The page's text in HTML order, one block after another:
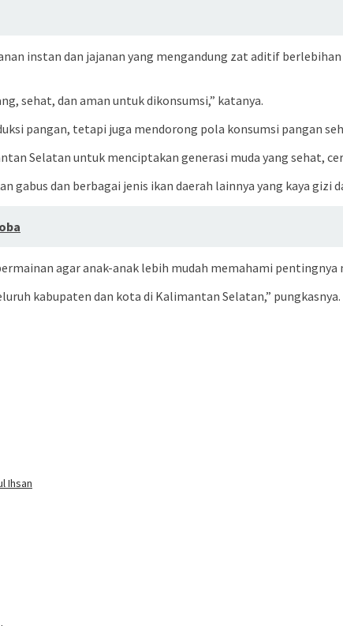
instan dan jajanan yang mengandung zat aditif
sehat, dan aman untuk dikonsumsi,” katanya.
pangan, tetapi juga mendorong pola konsumsi pangan
Selatan untuk menciptakan generasi muda yang sehat,
dan berbagai jenis ikan daerah lainnya yang kaya gizi
agar anak-anak lebih mudah memahami
kabupaten dan kota di Kalimantan Selatan,” pungkasnya.
Ihsan